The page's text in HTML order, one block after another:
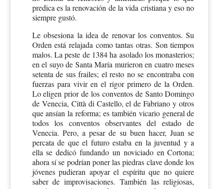
predica es la renovación de la vida cristiana y eso no
siempre gustó.
Le obsesiona la idea de renovar los conventos. Su
Orden está relajada como tantas otras. Son tiempos
malos. La peste de 1384 ha asolado los monasterios;
en el suyo de Santa María murieron en cuatro meses
setenta de sus frailes; el resto no se encontraba con
fuerzas para vivir en el rigor primero de la Orden.
Lo eligen prior de los conventos de Santo Domingo
de Venecia, Città di Castello, el de Fabriano y otros
que ansían la reforma; es también vicario general de
todos los conventos observantes del estado de
Venecia. Pero, a pesar de su buen hacer, Juan se
percata de que el futuro estaba en la juventud y a
ella se dedicó fundando un noviciado en Cortona;
ahora sí se podrían poner las piedras clave donde los
jóvenes pudieran apoyar el espíritu que no quiere
saber de improvisaciones. También las religiosas,